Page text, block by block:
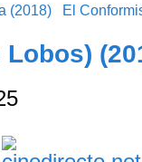
(2018) El